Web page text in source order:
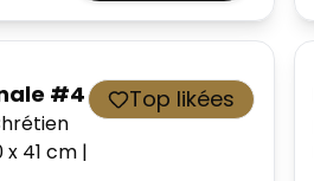
#4
x 41 cm|
Top likées